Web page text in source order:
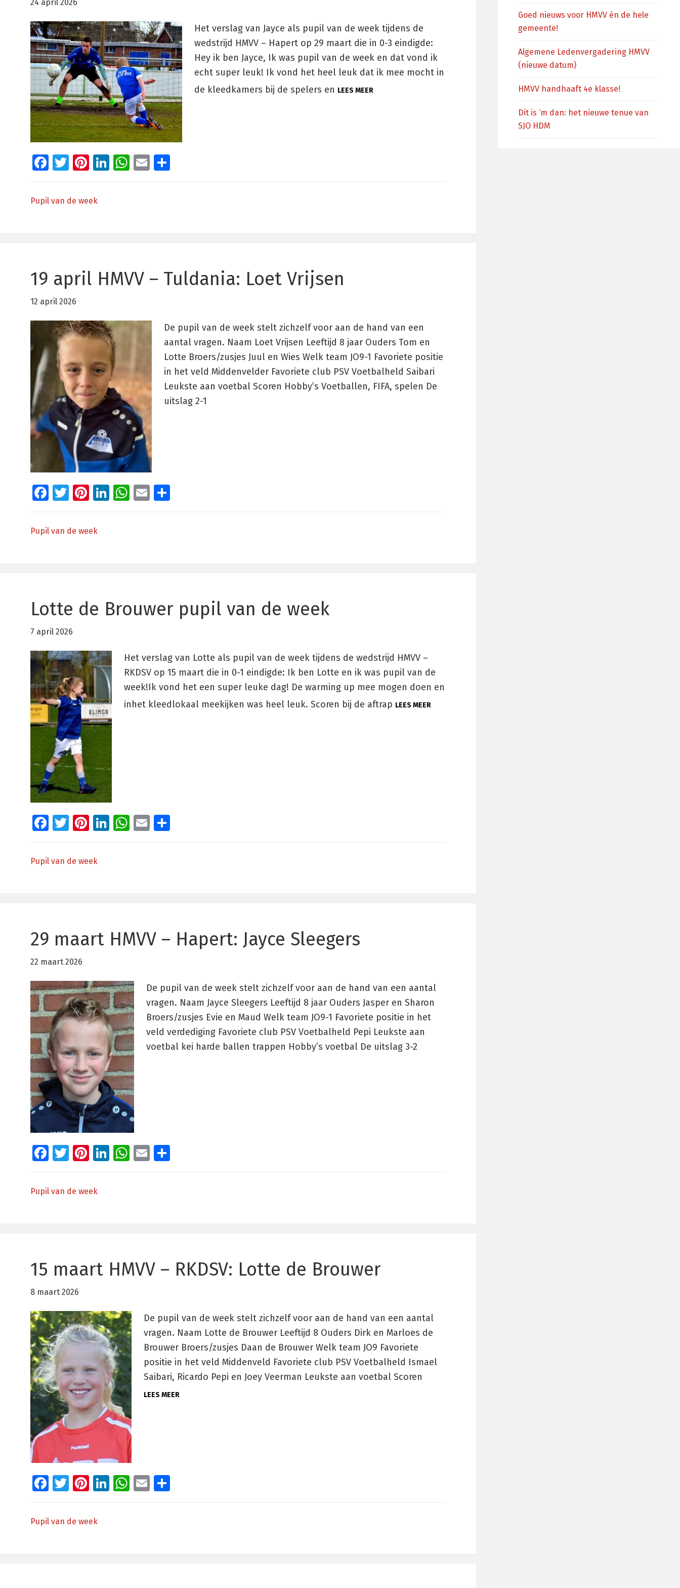
24 april 2026
Het verslag van Jayce als pupil van de week tijdens de
wedstrijd HMVV – Hapert op 29 maart die in 0-3 eindigde:
Hey ik ben Jayce, Ik was pupil van de week en dat vond ik
echt super leuk! Ik vond het heel leuk dat ik mee mocht in
de kleedkamers bij de spelers en LEES MEER
Facebook
Twitter
Pinterest
LinkedIn
WhatsApp
Email
Pupil van de week
19 april HMVV – Tuldania: Loet Vrijsen
12 april 2026
De pupil van de week stelt zichzelf voor aan de hand van een
aantal vragen. Naam Loet Vrijsen Leeftijd 8 jaar Ouders Tom en
Lotte Broers/zusjes Juul en Wies Welk team JO9-1 Favoriete positie
in het veld Middenvelder Favoriete club PSV Voetbalheld Saibari
Leukste aan voetbal Scoren Hobby’s Voetballen, FIFA, spelen De
uitslag 2-1
Facebook
Twitter
Pinterest
LinkedIn
WhatsApp
Email
Pupil van de week
Lotte de Brouwer pupil van de week
7 april 2026
Het verslag van Lotte als pupil van de week tijdens de wedstrijd HMVV –
RKDSV op 15 maart die in 0-1 eindigde: Ik ben Lotte en ik was pupil van de
week!Ik vond het een super leuke dag! De warming up mee mogen doen en
inhet kleedlokaal meekijken was heel leuk. Scoren bij de aftrap LEES MEER
Facebook
Twitter
Pinterest
LinkedIn
WhatsApp
Email
Pupil van de week
29 maart HMVV – Hapert: Jayce Sleegers
22 maart 2026
De pupil van de week stelt zichzelf voor aan de hand van een aantal
vragen. Naam Jayce Sleegers Leeftijd 8 jaar Ouders Jasper en Sharon
Broers/zusjes Evie en Maud Welk team JO9-1 Favoriete positie in het
veld verdediging Favoriete club PSV Voetbalheld Pepi Leukste aan
voetbal kei harde ballen trappen Hobby’s voetbal De uitslag 3-2
Facebook
Twitter
Pinterest
LinkedIn
WhatsApp
Email
Pupil van de week
15 maart HMVV – RKDSV: Lotte de Brouwer
8 maart 2026
De pupil van de week stelt zichzelf voor aan de hand van een aantal
vragen. Naam Lotte de Brouwer Leeftijd 8 Ouders Dirk en Marloes de
Brouwer Broers/zusjes Daan de Brouwer Welk team JO9 Favoriete
positie in het veld Middenveld Favoriete club PSV Voetbalheld Ismael
Saibari, Ricardo Pepi en Joey Veerman Leukste aan voetbal Scoren
LEES MEER
Facebook
Twitter
Pinterest
LinkedIn
WhatsApp
Email
Pupil van de week
Goed nieuws voor HMVV én de hele
gemeente!
Algemene Ledenvergadering HMVV
(nieuwe datum)
HMVV handhaaft 4e klasse!
Dit is ‘m dan: het nieuwe tenue van
SJO HDM